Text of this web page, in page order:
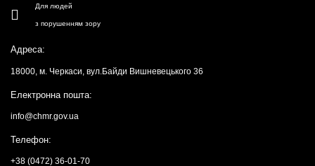
Для людей
з порушенням зору
Адреса:
18000, м. Черкаси, вул.Байди Вишневецького 36
Електронна пошта:
info@chmr.gov.ua
Телефон:
+38 (0472) 36-01-70